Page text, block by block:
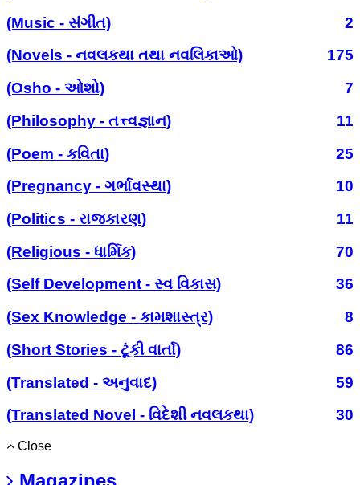
(Music - સંગીત)
2
(Novels - નવલકથા તથા નવલિકાઓ)
175
(Osho - ઓશો)
7
(Philosophy - તત્ત્વજ્ઞાન)
11
(Poem - કવિતા)
25
(Pregnancy - ગર્ભાવસ્થા)
10
(Politics - રાજકારણ)
11
(Religious - ધાર્મિક)
70
(Self Development - સ્વ વિકાસ)
36
(Sex Knowledge - કામશાસ્ત્ર)
8
(Short Stories - ટૂંકી વાર્તા)
86
(Translated - અનુવાદ)
59
(Translated Novel - વિદેશી નવલકથા)
30
Close
Magazines